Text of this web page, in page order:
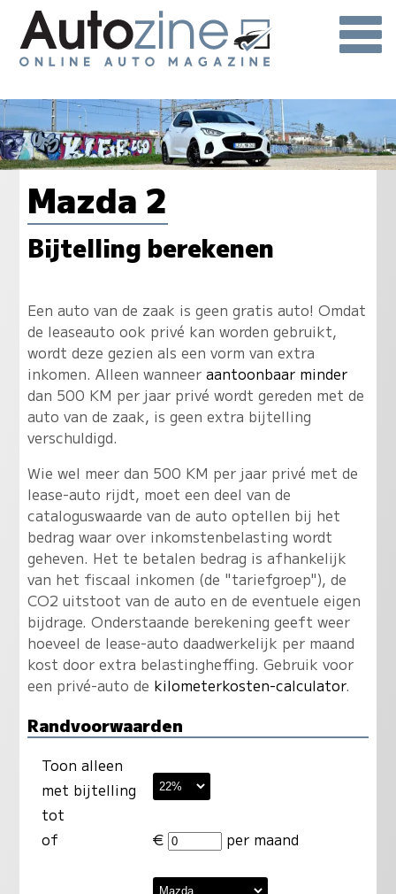
Mazda 2
Bijtelling berekenen
Een auto van de zaak is geen gratis auto! Omdat
de leaseauto ook privé kan worden gebruikt,
wordt deze gezien als een vorm van extra
inkomen. Alleen wanneer aantoonbaar minder
dan 500 KM per jaar privé wordt gereden met de
auto van de zaak, is geen extra bijtelling
verschuldigd.
Wie wel meer dan 500 KM per jaar privé met de
lease-auto rijdt, moet een deel van de
cataloguswaarde van de auto optellen bij het
bedrag waar over inkomstenbelasting wordt
geheven. Het te betalen bedrag is afhankelijk
van het fiscaal inkomen (de "tariefgroep"), de
CO2 uitstoot van de auto en de eventuele eigen
bijdrage. Onderstaande berekening geeft weer
hoeveel de lease-auto daadwerkelijk per maand
kost door extra belastingheffing. Gebruik voor
een privé-auto de kilometerkosten-calculator.
Randvoorwaarden
Toon alleen
met bijtelling
tot
of
€ per maand